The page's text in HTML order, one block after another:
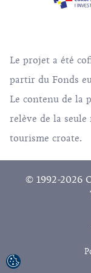
Le projet a été
partir du Fonds
Le contenu de la
relève de la
tourisme croate.
© 1992-2026